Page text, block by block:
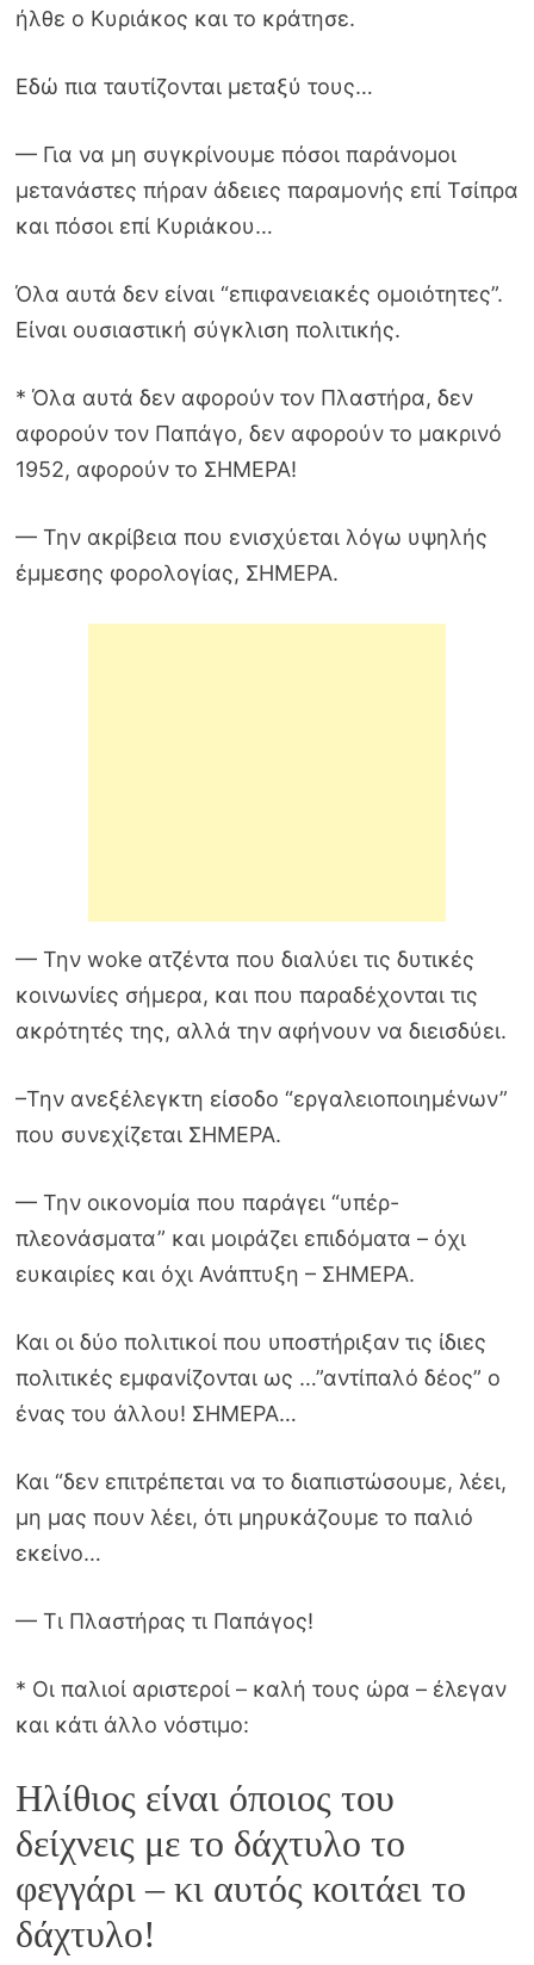
ήλθε ο Κυριάκος και το κράτησε.
Εδώ πια ταυτίζονται μεταξύ τους…
— Για να μη συγκρίνουμε πόσοι παράνομοι
μετανάστες πήραν άδειες παραμονής επί Τσίπρα
και πόσοι επί Κυριάκου…
Όλα αυτά δεν είναι “επιφανειακές ομοιότητες”.
Είναι ουσιαστική σύγκλιση πολιτικής.
* Όλα αυτά δεν αφορούν τον Πλαστήρα, δεν
αφορούν τον Παπάγο, δεν αφορούν το μακρινό
1952, αφορούν το ΣΗΜΕΡΑ!
— Την ακρίβεια που ενισχύεται λόγω υψηλής
έμμεσης φορολογίας, ΣΗΜΕΡΑ.
— Την woke ατζέντα που διαλύει τις δυτικές
κοινωνίες σήμερα, και που παραδέχονται τις
ακρότητές της, αλλά την αφήνουν να διεισδύει.
–Την ανεξέλεγκτη είσοδο “εργαλειοποιημένων”
που συνεχίζεται ΣΗΜΕΡΑ.
— Την οικονομία που παράγει “υπέρ-
πλεονάσματα” και μοιράζει επιδόματα – όχι
ευκαιρίες και όχι Ανάπτυξη – ΣΗΜΕΡΑ.
Και οι δύο πολιτικοί που υποστήριξαν τις ίδιες
πολιτικές εμφανίζονται ως …”αντίπαλό δέος” ο
ένας του άλλου! ΣΗΜΕΡΑ…
Και “δεν επιτρέπεται να το διαπιστώσουμε, λέει,
μη μας πουν λέει, ότι μηρυκάζουμε το παλιό
εκείνο…
— Τι Πλαστήρας τι Παπάγος!
* Οι παλιοί αριστεροί – καλή τους ώρα – έλεγαν
και κάτι άλλο νόστιμο:
Ηλίθιος είναι όποιος του
δείχνεις με το δάχτυλο το
φεγγάρι – κι αυτός κοιτάει το
δάχτυλο!